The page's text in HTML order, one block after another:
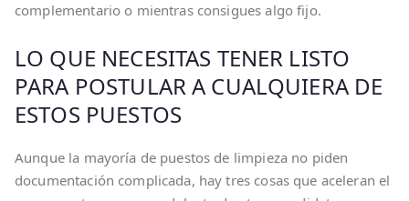
complementario o mientras consigues algo fijo.
LO QUE NECESITAS TENER LISTO
PARA POSTULAR A CUALQUIERA DE
ESTOS PUESTOS
Aunque la mayoría de puestos de limpieza no piden
documentación complicada, hay tres cosas que aceleran el